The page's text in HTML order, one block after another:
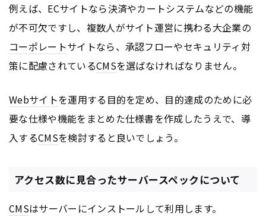
例えば、ECサイトなら決済やカートシステムなどの機能
が不可欠ですし、複数人がサイト運営に携わる大企業の
コーポレートサイトなら、承認フローやセキュリティ対
策に配慮されているCMSを選ばなければなりません。
Webサイトを運用する目的を定め、目的達成のために必
要な仕様や機能をまとめた仕様書を作成したうえで、導
入するCMSを検討すると良いでしょう。
アクセス数に見合ったサーバースペックについて
CMSはサーバーにインストールして利用します。